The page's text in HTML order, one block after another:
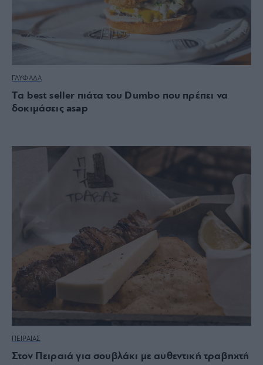
ΓΛΥΦΑΔΑ
Tα best seller πιάτα του Dumbo που πρέπει να
δοκιμάσεις asap
ΠΕΙΡΑΙΑΣ
Στον Πειραιά για σουβλάκι με αυθεντική τραβηχτή